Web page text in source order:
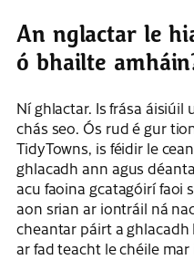
An nglactar le
ó bhailte
Ní ghlactar. Is frása áisiúil
chás seo. Ós rud é gur
TidyTowns, is féidir le
ghlacadh ann agus
acu faoina gcatagóirí faoi
aon srian ar iontráil ná
cheantar páirt a
ar fad teacht le chéile